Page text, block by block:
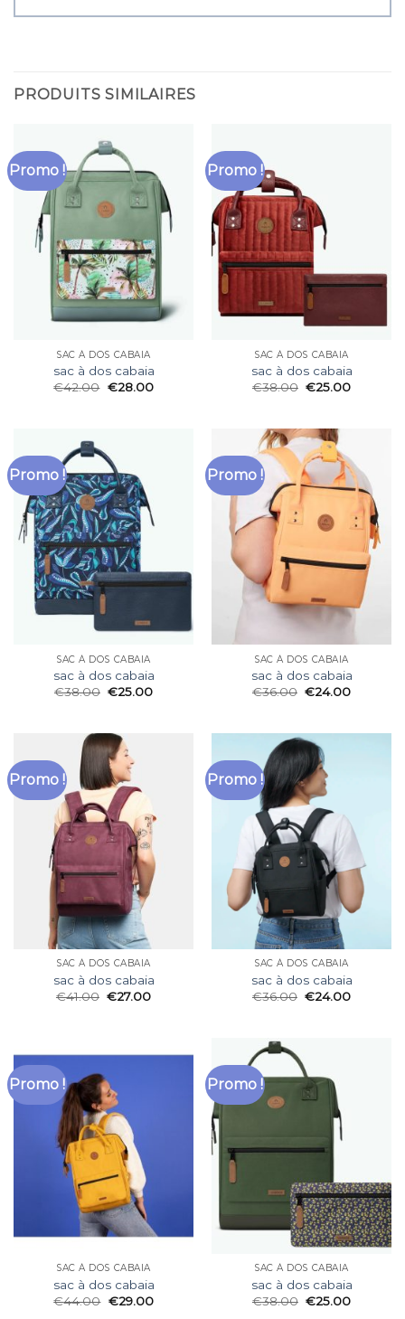
PRODUITS SIMILAIRES
Promo !
SAC À DOS CABAIA
sac à dos cabaia
€42.00 €28.00
Promo !
SAC À DOS CABAIA
sac à dos cabaia
€38.00 €25.00
Promo !
SAC À DOS CABAIA
sac à dos cabaia
€38.00 €25.00
Promo !
SAC À DOS CABAIA
sac à dos cabaia
€36.00 €24.00
Promo !
SAC À DOS CABAIA
sac à dos cabaia
€41.00 €27.00
Promo !
SAC À DOS CABAIA
sac à dos cabaia
€36.00 €24.00
Promo !
SAC À DOS CABAIA
sac à dos cabaia
€44.00 €29.00
Promo !
SAC À DOS CABAIA
sac à dos cabaia
€38.00 €25.00